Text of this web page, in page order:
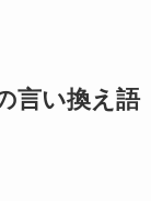
言い換え語